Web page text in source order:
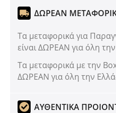
ΔΩΡΕΑΝ
Τα μεταφορικά για
είναι ΔΩΡΕΑΝ για όλη
Tα μεταφορικά με την
ΔΩΡΕΑΝ για όλη την
ΑΥΘΕΝΤΙΚΑ